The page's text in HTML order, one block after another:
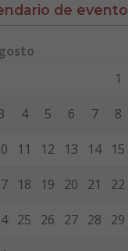
de
Miércoles
1
4 5 6 7 8
11 12 13 14 15
18 19 20 21 22
25 26 27 28 29